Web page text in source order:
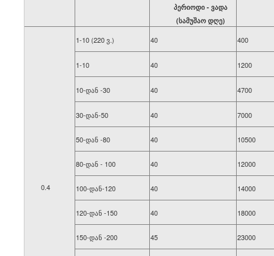
პერიოდი - ვადა
(სამუშაო დღე)
0.4
1-10 (220 ვ.) 40 400
1-10 40 1200
10-დან -30 40 4700
30-დან-50 40 7000
50-დან -80 40 10500
80-დან - 100 40 12000
100-დან-120 40 14000
120-დან -150 40 18000
150-დან -200 45 23000